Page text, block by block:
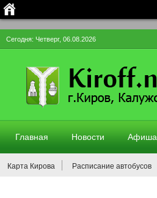
Сегодня: Четверг, 06.08.2026
Главная Новости Афиша
Карта Кирова Расписание автобусов